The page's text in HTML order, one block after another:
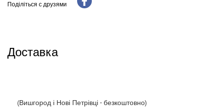
Поділіться с друзями
Доставка
(Вишгород і Нові Петрівці - безкоштовно)